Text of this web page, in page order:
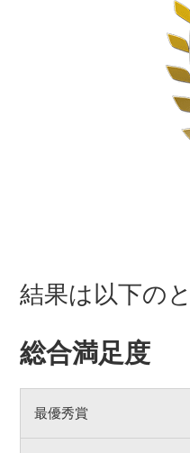
結果は以下の
総合満足度
最優秀賞